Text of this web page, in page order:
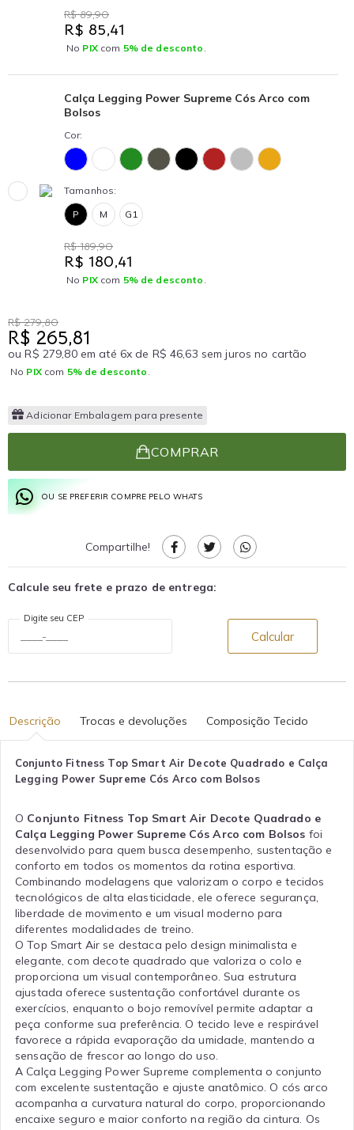
R$ 89,90
R$ 85,41
No PIXcom 5% de desconto .
Calça Legging Power Supreme Cós Arco com
Bolsos
Cor:
Tamanhos:
P
M G1
R$ 189,90
R$ 180,41
No PIXcom 5% de desconto .
R$ 279,80
R$ 265,81
ou R$ 279,80 em até 6x de R$ 46,63 sem juros no cartão
No PIXcom 5% de desconto .
Adicionar Embalagem para presente
COMPRAR
OU SE PREFERIR COMPRE PELO WHATS
Compartilhe!
Calcule seu frete e prazo de entrega:
Digite seu CEP
Calcular
Descrição Trocas e devoluções Composição Tecido
Conjunto Fitness Top Smart Air Decote Quadrado e Calça
Legging Power Supreme Cós Arco com Bolsos
O Conjunto Fitness Top Smart Air Decote Quadrado e
Calça Legging Power Supreme Cós Arco com Bolsos foi
desenvolvido para quem busca desempenho, sustentação e
conforto em todos os momentos da rotina esportiva.
Combinando modelagens que valorizam o corpo e tecidos
tecnológicos de alta elasticidade, ele oferece segurança,
liberdade de movimento e um visual moderno para
diferentes modalidades de treino.
O Top Smart Air se destaca pelo design minimalista e
elegante, com decote quadrado que valoriza o colo e
proporciona um visual contemporâneo. Sua estrutura
ajustada oferece sustentação confortável durante os
exercícios, enquanto o bojo removível permite adaptar a
peça conforme sua preferência. O tecido leve e respirável
favorece a rápida evaporação da umidade, mantendo a
sensação de frescor ao longo do uso.
A Calça Legging Power Supreme complementa o conjunto
com excelente sustentação e ajuste anatômico. O cós arco
acompanha a curvatura natural do corpo, proporcionando
encaixe seguro e maior conforto na região da cintura. Os